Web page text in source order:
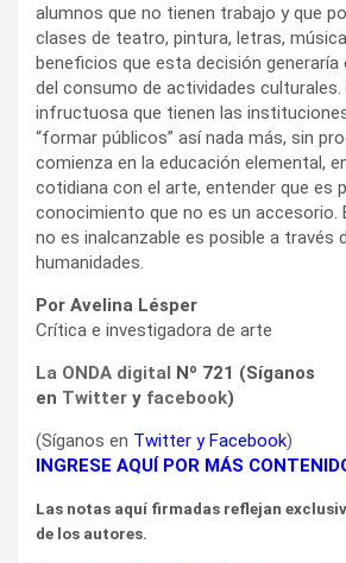
alumnos que no tienen trabajo y que
clases de teatro, pintura, letras,
beneficios que esta decisión generaría
del consumo de actividades culturales.
infructuosa que tienen las
“formar públicos” así nada más, sin
comienza en la educación elemental,
cotidiana con el arte, entender que es
conocimiento que no es un accesorio.
no es inalcanzable es posible a través
humanidades.
Por Avelina Lésper
Crítica e investigadora de arte
La ONDA digital Nº 721 (Síganos
en Twitter y facebook)
(Síganos en Twitter yFacebook)
INGRESE AQUÍ POR MÁS
Las notas aquí firmadas reflejan
de los autores.